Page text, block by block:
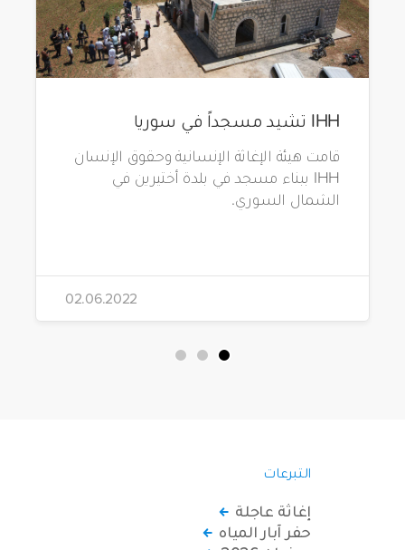
IHH تشيد مسجداً في سوريا
قامت هيئة الإغاثة الإنسانية وحقوق الإنسان
IHH ببناء مسجد في بلدة أختيرين في
الشمال السوري.
02.06.2022
التبرعات
إغاثة عاجلة
حفر آبار المياه